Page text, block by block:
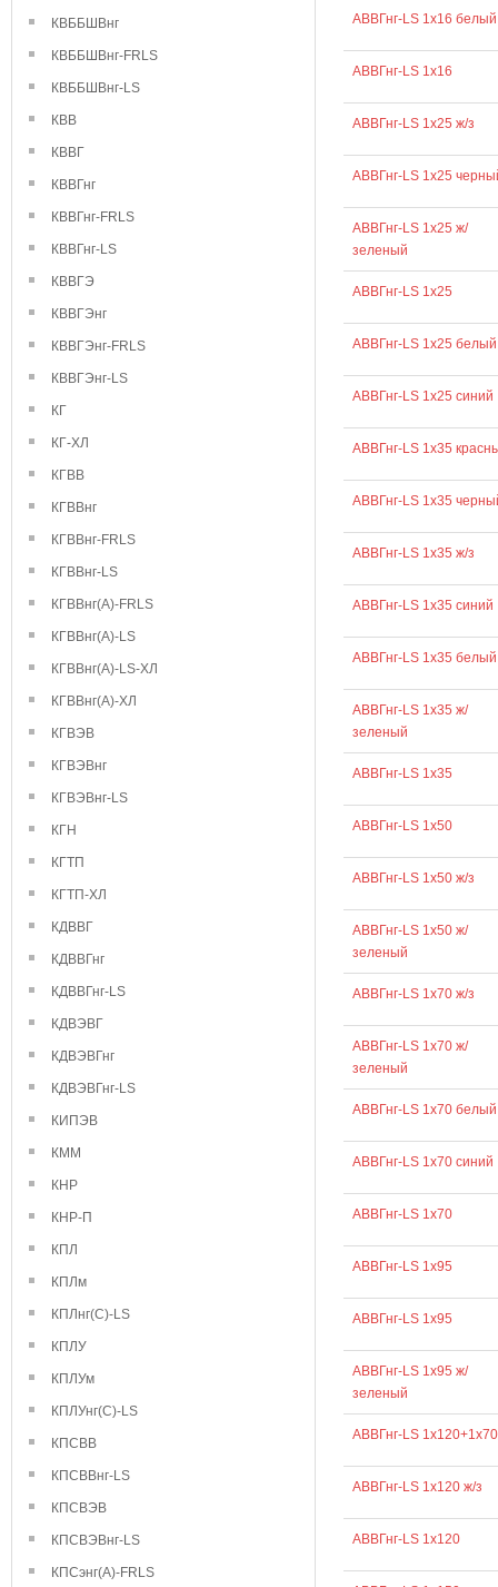
КВББШВнг
КВББШВнг-FRLS
КВББШВнг-LS
КВВ
КВВГ
КВВГнг
КВВГнг-FRLS
КВВГнг-LS
КВВГЭ
КВВГЭнг
КВВГЭнг-FRLS
КВВГЭнг-LS
КГ
КГ-ХЛ
КГВВ
КГВВнг
КГВВнг-FRLS
КГВВнг-LS
КГВВнг(А)-FRLS
КГВВнг(А)-LS
КГВВнг(А)-LS-ХЛ
КГВВнг(А)-ХЛ
КГВЭВ
КГВЭВнг
КГВЭВнг-LS
КГН
КГТП
КГТП-ХЛ
КДВВГ
КДВВГнг
КДВВГнг-LS
КДВЭВГ
КДВЭВГнг
КДВЭВГнг-LS
КИПЭВ
КММ
КНР
КНР-П
КПЛ
КПЛм
КПЛнг(С)-LS
КПЛУ
КПЛУм
КПЛУнг(С)-LS
КПСВВ
КПСВВнг-LS
КПСВЭВ
КПСВЭВнг-LS
КПСэнг(А)-FRLS
АВВГнг-LS 1х16 белый
АВВГнг-LS 1х16
АВВГнг-LS 1х25 ж/з
АВВГнг-LS 1х25
АВВГнг-LS 1х25 ж/
зеленый
АВВГнг-LS 1х25
АВВГнг-LS 1х25 белый
АВВГнг-LS 1х25 синий
АВВГнг-LS 1х35
АВВГнг-LS 1х35
АВВГнг-LS 1х35 ж/з
АВВГнг-LS 1х35 синий
АВВГнг-LS 1х35 белый
АВВГнг-LS 1х35 ж/
зеленый
АВВГнг-LS 1х35
АВВГнг-LS 1х50
АВВГнг-LS 1х50 ж/з
АВВГнг-LS 1х50 ж/
зеленый
АВВГнг-LS 1х70 ж/з
АВВГнг-LS 1х70 ж/
зеленый
АВВГнг-LS 1х70 белый
АВВГнг-LS 1х70 синий
АВВГнг-LS 1х70
АВВГнг-LS 1х95
АВВГнг-LS 1x95
АВВГнг-LS 1х95 ж/
зеленый
АВВГнг-LS 1х120+1х70
АВВГнг-LS 1х120 ж/з
АВВГнг-LS 1х120